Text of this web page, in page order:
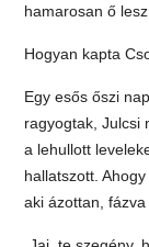
hamarosan ő
Hogyan kapta
Egy esős őszi
ragyogtak, Julcsi
a lehullott
hallatszott.
aki ázottan, fázva